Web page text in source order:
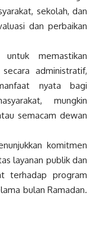
sekolah, dan
dan perbaikan
memastikan
administratif,
nyata bagi
mungkin
semacam dewan
komitmen
layanan publik dan
terhadap program
bulan Ramadan.